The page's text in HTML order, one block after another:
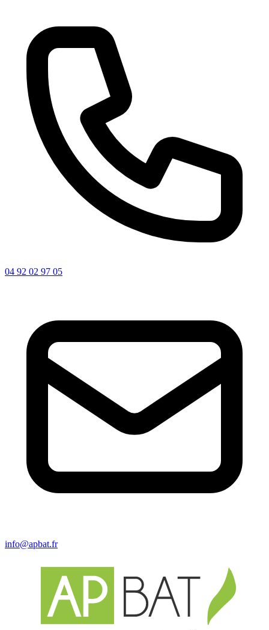
04 92 02 97 05
info@apbat.fr